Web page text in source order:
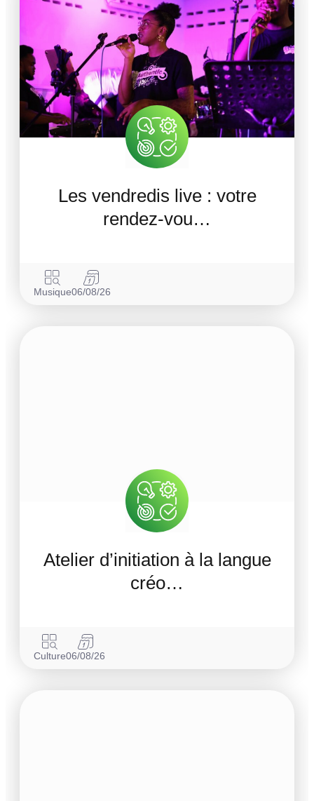
Les vendredis live : votre
rendez-vou…
Musique06/08/26
Atelier d’initiation à la langue
créo…
Culture06/08/26